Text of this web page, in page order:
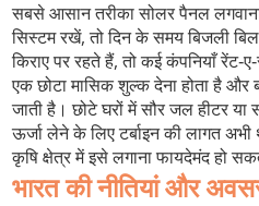
सबसे आसान तरीका सोलर पैनल
सिस्टम रखें, तो दिन के समय बिजली
किराए पर रहते हैं, तो कई कंपनियाँ
एक छोटा मासिक शुल्क देना होता है और
जाती है। छोटे घरों में सौर जल हीटर
ऊर्जा लेने के लिए टर्बाइन की लागत
कृषि क्षेत्र में इसे लगाना फायदेमंद हो
भारत की नीतियां और